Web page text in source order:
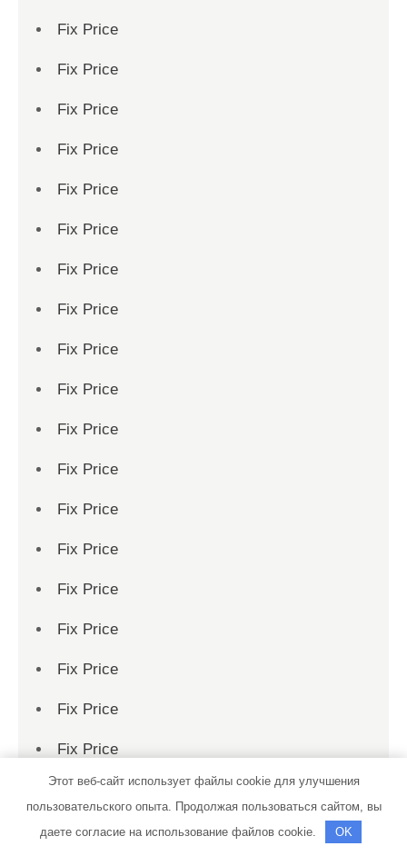
Fix Price
Fix Price
Fix Price
Fix Price
Fix Price
Fix Price
Fix Price
Fix Price
Fix Price
Fix Price
Fix Price
Fix Price
Fix Price
Fix Price
Fix Price
Fix Price
Fix Price
Fix Price
Fix Price
Fix Price
Fix Price
Этот веб-сайт использует файлы cookie для улучшения
пользовательского опыта. Продолжая пользоваться сайтом, вы
даете согласие на использование файлов cookie.
OK